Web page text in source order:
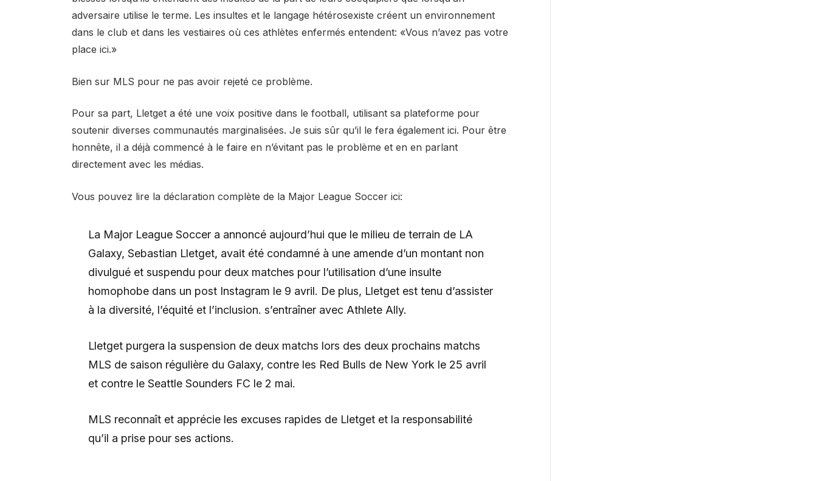
adversaire utilise le terme. Les insultes et le langage hétérosexiste créent un environnement
dans le club et dans les vestiaires où ces athlètes enfermés entendent: «Vous n’avez pas votre
place ici.»
Bien sur MLS pour ne pas avoir rejeté ce problème.
Pour sa part, Lletget a été une voix positive dans le football, utilisant sa plateforme pour
soutenir diverses communautés marginalisées. Je suis sûr qu’il le fera également ici. Pour être
honnête, il a déjà commencé à le faire en n’évitant pas le problème et en en parlant
directement avec les médias.
Vous pouvez lire la déclaration complète de la Major League Soccer ici:
La Major League Soccer a annoncé aujourd’hui que le milieu de terrain de LA
Galaxy, Sebastian Lletget, avait été condamné à une amende d’un montant non
divulgué et suspendu pour deux matches pour l’utilisation d’une insulte
homophobe dans un post Instagram le 9 avril. De plus, Lletget est tenu d’assister
à la diversité, l’équité et l’inclusion. s’entraîner avec Athlete Ally.
Lletget purgera la suspension de deux matchs lors des deux prochains matchs
MLS de saison régulière du Galaxy, contre les Red Bulls de New York le 25 avril
et contre le Seattle Sounders FC le 2 mai.
MLS reconnaît et apprécie les excuses rapides de Lletget et la responsabilité
qu’il a prise pour ses actions.